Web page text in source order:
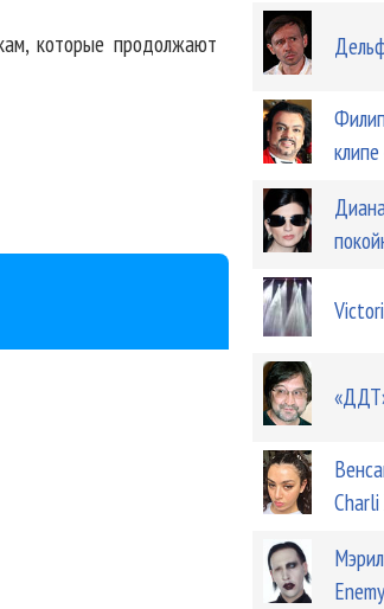
которые продолжают
Charli